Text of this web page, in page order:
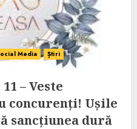
Media Știri
– Veste
concurenți! Ușile
sancțiunea dură